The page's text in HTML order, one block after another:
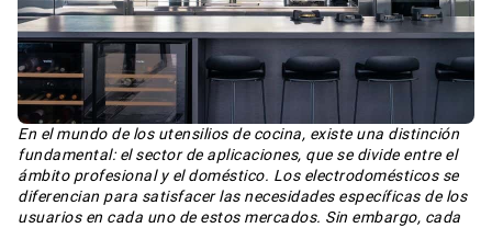
En el mundo de los utensilios de cocina, existe una distinción
fundamental: el sector de aplicaciones, que se divide entre el
ámbito profesional y el doméstico. Los electrodomésticos se
diferencian para satisfacer las necesidades específicas de los
usuarios en cada uno de estos mercados. Sin embargo, cada